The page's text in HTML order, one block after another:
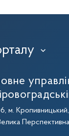
›
м. Кропивницький,